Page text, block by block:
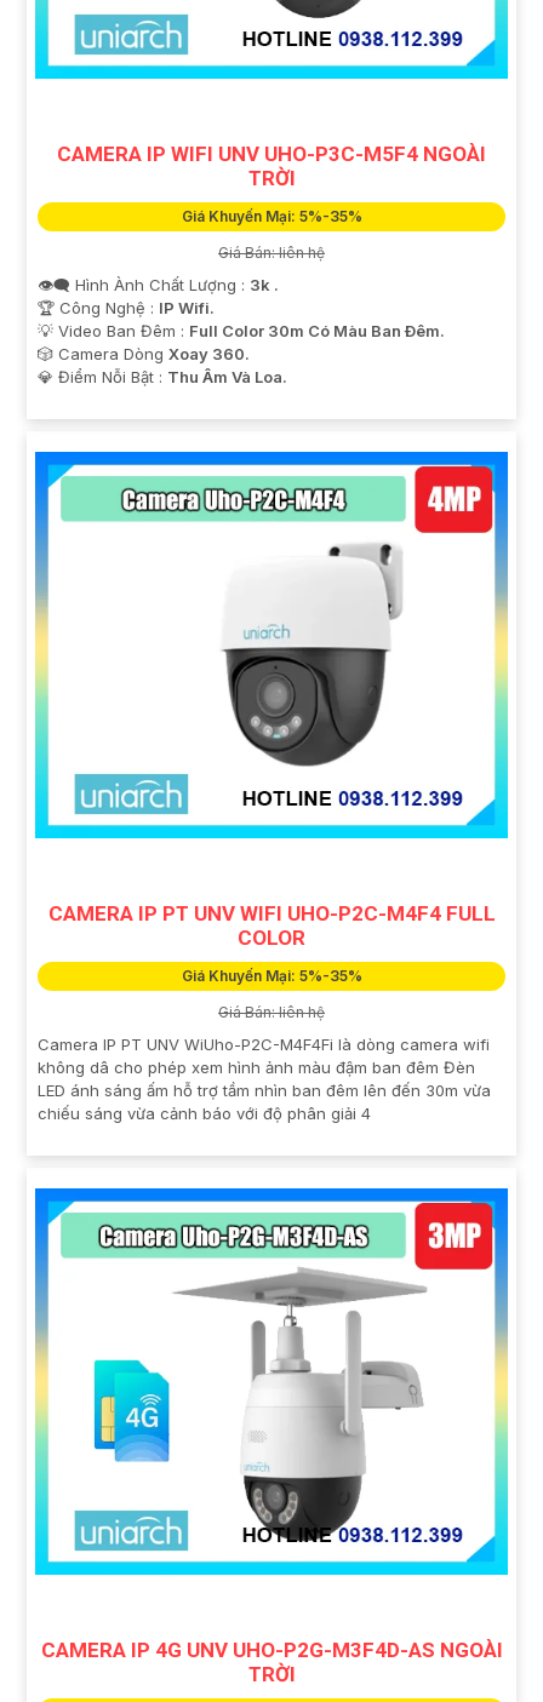
CAMERA IP WIFI UNV UHO-P3C-M5F4 NGOÀI
TRỜI
Giá Khuyến Mại: 5%-35%
Giá Bán: liên hệ
👁️‍🗨 Hình Ành Chất Lượng : 3k .
🏆 Công Nghệ : IP Wifi.
💡 Video Ban Đêm : Full Color 30m Có Màu Ban Ðêm.
🎲 Camera Dòng Xoay 360.
️💎 Điểm Nỗi Bật : Thu Âm Và Loa.
CAMERA IP PT UNV WIFI UHO-P2C-M4F4 FULL
COLOR
Giá Khuyến Mại: 5%-35%
Giá Bán: liên hệ
Camera IP PT UNV WiUho-P2C-M4F4Fi là dòng camera wifi
không dâ cho phép xem hình ảnh màu đậm ban đêm Đèn
LED ánh sáng ấm hỗ trợ tầm nhìn ban đêm lên đến 30m vừa
chiếu sáng vừa cảnh báo với độ phân giải 4
CAMERA IP 4G UNV UHO-P2G-M3F4D-AS NGOÀI
TRỜI